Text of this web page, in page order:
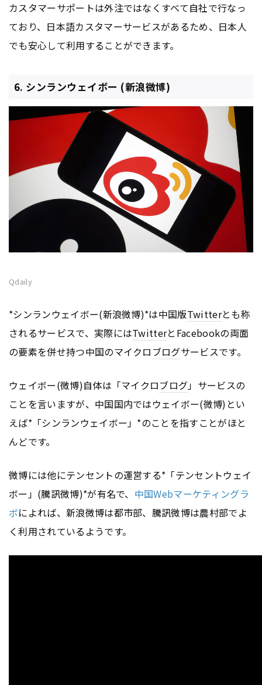
カスタマーサポートは外注ではなくすべて自社で行なっ
ており、日本語カスタマーサービスがあるため、日本人
でも安心して利用することができます。
6. シンランウェイボー (新浪微博)
Qdaily
*シンランウェイボー(新浪微博)*は中国版Twitterとも称
されるサービスで、実際にはTwitterとFacebookの両面
の要素を併せ持つ中国のマイクロ ブログサービスです。
ウェイボー(微博)自体は「マイクロブログ」サービスの
ことを言いますが、中国国内ではウェイボー(微博)とい
えば*「シンランウェイボー」*のことを指すことがほと
んどです。
微博には他にテンセントの運営する*「テンセントウェイ
ボー」(騰訊微博)*が有名で、 中国Webマーケティングラ
ボによれば、新浪微博は都市部、騰訊微博は農村部でよ
く利用されているようです。